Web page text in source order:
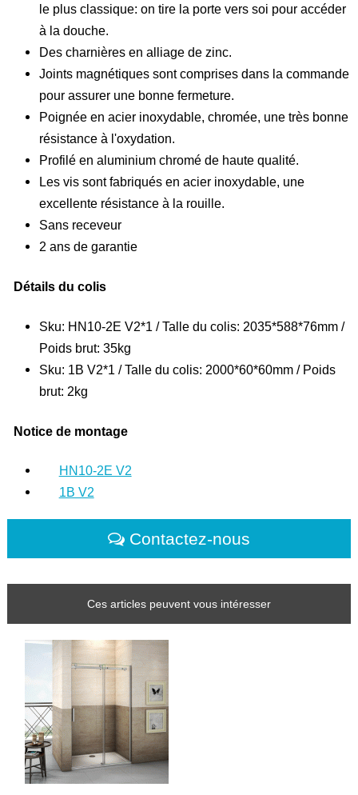
le plus classique: on tire la porte vers soi pour accéder
à la douche.
Des charnières en alliage de zinc.
Joints magnétiques sont comprises dans la commande
pour assurer une bonne fermeture.
Poignée en acier inoxydable, chromée, une très bonne
résistance à l'oxydation.
Profilé en aluminium chromé de haute qualité.
Les vis sont fabriqués en acier inoxydable, une
excellente résistance à la rouille.
Sans receveur
2 ans de garantie
Détails du colis
Sku: HN10-2E V2*1 / Talle du colis: 2035*588*76mm /
Poids brut: 35kg
Sku: 1B V2*1 / Talle du colis: 2000*60*60mm / Poids
brut: 2kg
Notice de montage
HN10-2E V2
1B V2
Contactez-nous
Ces articles peuvent vous intéresser